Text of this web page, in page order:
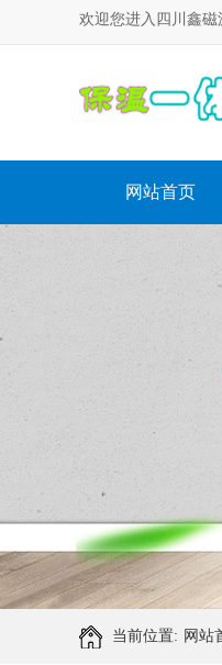
欢迎您进入四川鑫磁
网站首页
当前位置: 网站